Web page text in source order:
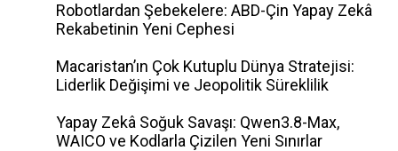
Robotlardan Şebekelere: ABD-Çin Yapay Zekâ
Rekabetinin Yeni Cephesi
Macaristan’ın Çok Kutuplu Dünya Stratejisi:
Liderlik Değişimi ve Jeopolitik Süreklilik
Yapay Zekâ Soğuk Savaşı: Qwen3.8-Max,
WAICO ve Kodlarla Çizilen Yeni Sınırlar